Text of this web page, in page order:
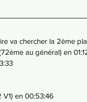
va chercher la 2ème
au général) en
V1) en 00:53:46